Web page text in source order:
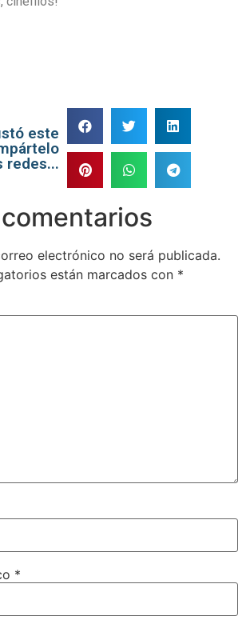
este
redes...
electrónico no será publicada.
están marcados con *
*